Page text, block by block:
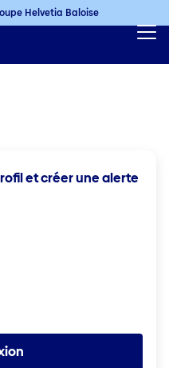
Helvetia Baloise
et créer une alerte
passe